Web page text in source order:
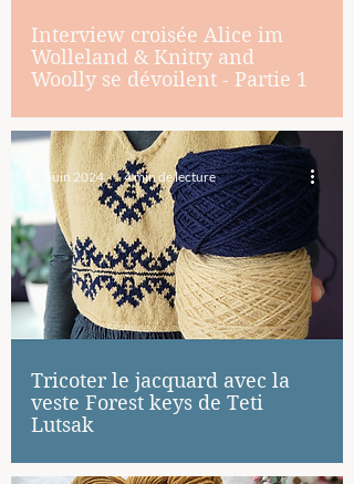
Interview croisée Alice im
Wolleland & Knitty and
Woolly se dévoilent - Partie 1
Tricoter le jacquard avec la
veste Forest keys de Teti
Lutsak
18 juin 2024 4 min de lecture